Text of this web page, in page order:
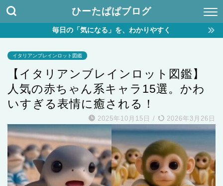
ひーたぱぱブログ
毎日の「気になる」を、わかりやすく
イタリアンブレインロット図鑑
【イタリアンブレインロット図鑑】
人気の赤ちゃん系キャラ15選。かわ
いすぎる表情に癒される！
2025年10月15日 / 2026年3月26日